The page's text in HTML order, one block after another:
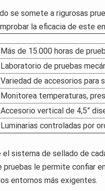
se somete a rigurosas
la eficacia de este
Más de 15.000 horas de
Laboratorio de pruebas
Variedad de accesorios para
Monitorea temperaturas,
Accesorio vertical de 4,5”
Luminarias controladas por
el sistema de sellado de
le permite confiar
entornos más exigentes.